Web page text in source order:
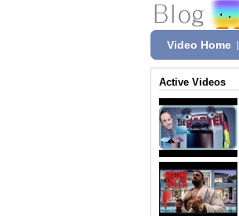
Video Home
Active Videos